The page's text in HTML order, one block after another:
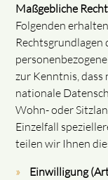
Maßgebliche
Folgenden
Rechtsgrundlagen
zur Kenntnis, dass
nationale
Wohn- oder
Einzelfall
teilen wir Ihnen
Einwilligung